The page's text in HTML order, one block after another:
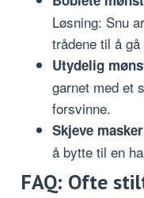
Løsning: Snu
trådene til å
Utydelig
garnet med et
forsvinne.
Skjeve
å bytte til en
FAQ: Ofte